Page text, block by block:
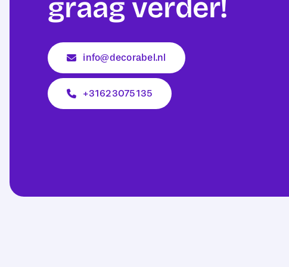
graag verder!
info@decorabel.nl
+31623075135